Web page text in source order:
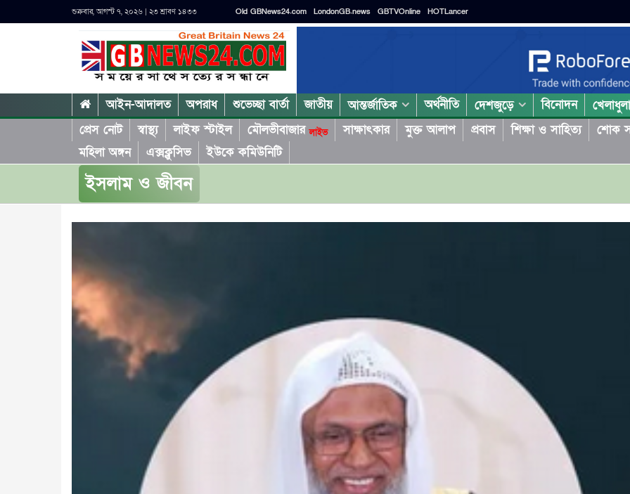
শুক্রবার, আগস্ট ৭, ২০২৬ | ২৩ শ্রাবণ ১৪৩৩ Old GBNews24.com LondonGB.news GBTVOnline HOTLancer
আইন-আদালত অপরাধ শুভেচ্ছা বার্তা জাতীয় আন্তর্জাতিক অর্থনীতি দেশজুড়ে বিনোদন
প্রেস নোট
স্বাস্থ্য লাইফ স্টাইল মৌলভীবাজারলাইভ সাক্ষাৎকার মুক্ত আলাপ প্রবাস শিক্ষা ও সাহিত্য শোক
মহিলা অঙ্গন
এক্সক্লুসিভ ইউকে কমিউনিটি
ইসলাম ও জীবন